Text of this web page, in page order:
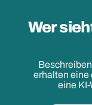
Wer
erhalten eine
eine